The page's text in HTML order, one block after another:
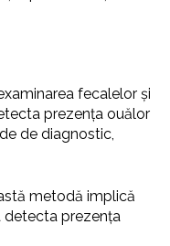
fecalelor și
prezența ouălor
de diagnostic,
metodă implică
detecta prezența